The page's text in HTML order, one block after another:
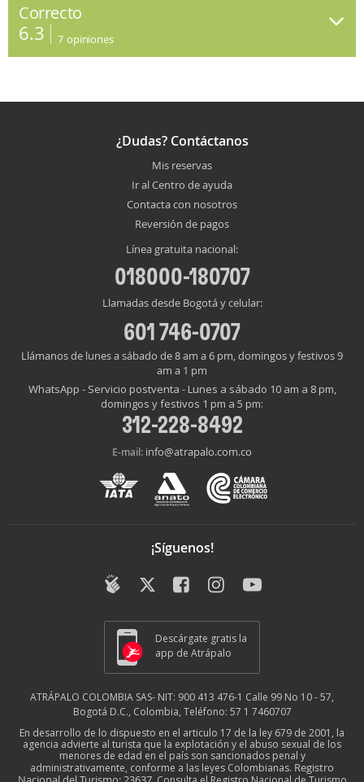
Correcto
6.3 7 opiniones
¿Dudas? Contáctanos
Mis reservas
Ir al Centro de ayuda
Contacta con nosotros
Reversión de pagos
Línea gratuita nacional:
018000-180707
Llamadas desde Bogotá y celular:
601 746-0707
Llámanos de lunes a sábado de 8 am a 6 pm, domingos y festivos 9
am a 1 pm
WhatsApp - Servicio postventa - Lunes a sábado 10 am a 8 pm,
domingos y festivos 1 pm a 5 pm:
312-228-8492
E-mail: info@atrapalo.com.co
¡Síguenos!
Descárgate gratis la
app de Atrápalo
ATRÁPALO COLOMBIA SAS- NIT: 900 413 476-1 Calle 99 No 10 - 57,
Bogotá D.C., Colombia, Teléfono: 57 1 7460707
En desarrollo de lo dispuesto en el articulo 17 de la ley 679 de 2001, la
agencia advierte al turista que la explotación y el abuso sexual de los
menores de edad en el país son sancionados penal y
administrativamente, conforme a las leyes Colombianas. Registro